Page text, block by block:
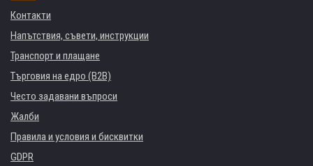
Контакти
Напътствия, съвети, инструкции
Транспорт и плащане
Търговия на едро (B2B)
Често задавани въпроси
Жалби
Правила и условия и бисквитки
GDPR